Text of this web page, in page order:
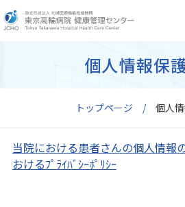
トップページ 個人
個人情報保
当院における患者さんの個人情報
おけるﾌﾟﾗｲﾊﾞｼｰﾎﾟﾘｼｰ